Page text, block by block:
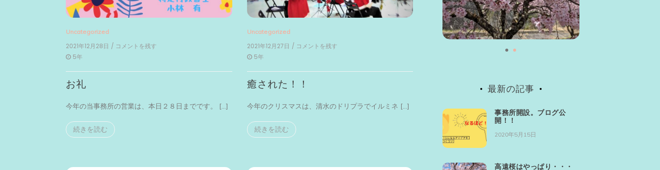
Uncategorized
2021年12月28日 / コメントを残す
5年
お礼
今年の当事務所の営業は、本日２８日までです。 […]
続きを読む
Uncategorized
2021年12月27日 / コメントを残す
れ
5年
癒された！！
今年のクリスマスは、清水のドリプラでイルミネ […]
続きを読む
最新の記事
事務所開設。ブログ公
開！！
2020年5月15日
高遠桜はやっぱり・・・